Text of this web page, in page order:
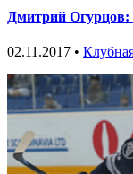
Дмитрий Огурцов:
02.11.2017 •